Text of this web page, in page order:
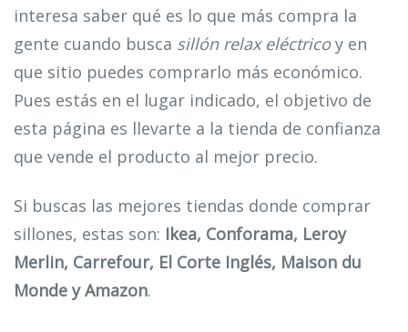
interesa saber qué es lo que más compra la
gente cuando busca sillón relax eléctricoy en
que sitio puedes comprarlo más económico.
Pues estás en el lugar indicado, el objetivo de
esta página es llevarte a la tienda de confianza
que vende el producto al mejor precio.
Si buscas las mejores tiendas donde comprar
sillones, estas son: Ikea, Conforama, Leroy
Merlin, Carrefour, El Corte Inglés, Maison du
Monde y Amazon.